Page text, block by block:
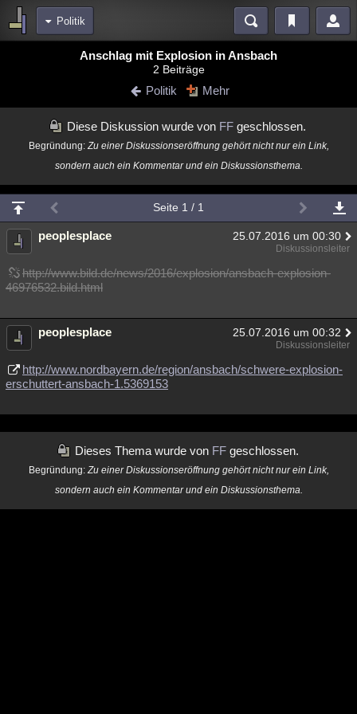
Politik
Blogs
meine Rubriken
Menschen Wissenschaft Politik Mystery Kriminalfälle
Spiritualität Verschwörungen Technologie Ufologie
Natur Unterhaltung
weitere Rubriken
Astronomie Helpdesk
Musik Clash Allmystery English
Übersichten
Besucht Teilgenommen Alle Neue Geschlossen
Anschlag mit Explosion in Ansbach
2 Beiträge
Politik Mehr
Diese Diskussion wurde von FF geschlossen.
Begründung:Zu einer Diskussionseröffnung gehört nicht nur ein Link,
sondern auch ein Kommentar und ein Diskussionsthema.
Seite 1 / 1
peoplesplace 25.07.2016 um 00:30
Diskussionsleiter
http://www.bild.de/news/2016/explosion/ansbach-explosion-
46976532.bild.html
peoplesplace 25.07.2016 um 00:32
Diskussionsleiter
http://www.nordbayern.de/region/ansbach/schwere-explosion-
erschuttert-ansbach-1.5369153
Dieses Thema wurde von FFgeschlossen.
Begründung:Zu einer Diskussionseröffnung gehört nicht nur ein Link,
sondern auch ein Kommentar und ein Diskussionsthema.